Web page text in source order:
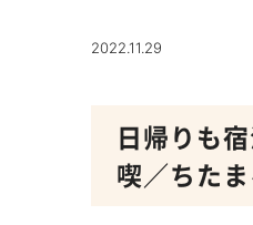
2022.11.29
日帰りも
喫／ちた